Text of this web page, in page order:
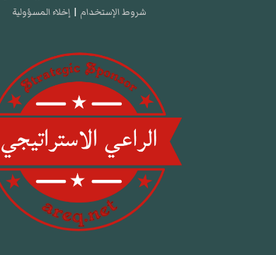
شروط الإستخدام | إخلاء المسؤولية